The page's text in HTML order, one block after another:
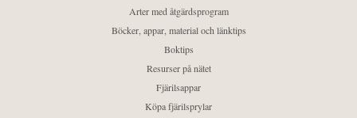
Arter med åtgärdsprogram
Böcker, appar, material och länktips
Boktips
Resurser på nätet
Fjärilsappar
Köpa fjärilsprylar